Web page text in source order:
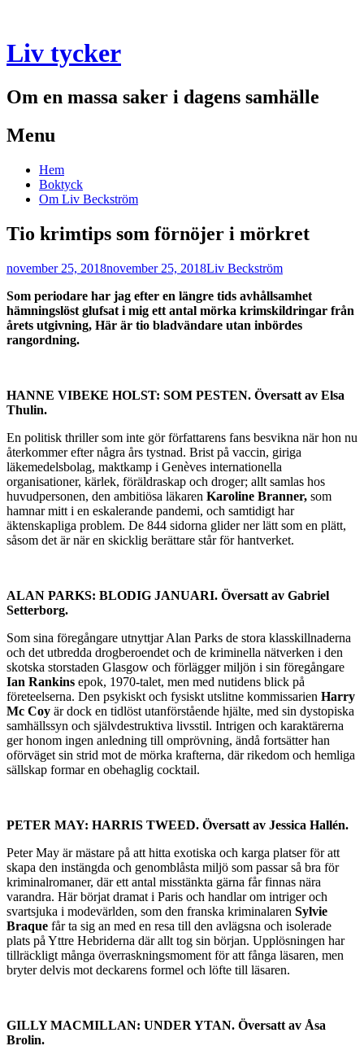
Liv tycker
Om en massa saker i dagens samhälle
Menu
Skip
content
Hem
Boktyck
Om Liv Beckström
Tio krimtips som förnöjer i mörkret
november 25, 2018november 25, 2018Liv Beckström
Som periodare har jag efter en längre tids avhållsamhet
hämningslöst glufsat i mig ett antal mörka krimskildringar från
årets utgivning, Här är tio bladvändare utan inbördes
rangordning.
HANNE VIBEKE HOLST: SOM PESTEN. Översatt av Elsa
Thulin.
En politisk thriller som inte gör författarens fans besvikna när hon nu
återkommer efter några års tystnad. Brist på vaccin, giriga
läkemedelsbolag, maktkamp i Genèves internationella
organisationer, kärlek, föräldraskap och droger; allt samlas hos
huvudpersonen, den ambitiösa läkaren Karoline Branner, som
hamnar mitt i en eskalerande pandemi, och samtidigt har
äktenskapliga problem. De 844 sidorna glider ner lätt som en plätt,
såsom det är när en skicklig berättare står för hantverket.
ALAN PARKS: BLODIG JANUARI. Översatt av Gabriel
Setterborg.
Som sina föregångare utnyttjar Alan Parks de stora klasskillnaderna
och det utbredda drogberoendet och de kriminella nätverken i den
skotska storstaden Glasgow och förlägger miljön i sin föregångare
Ian Rankins epok, 1970-talet, men med nutidens blick på
företeelserna. Den psykiskt och fysiskt utslitne kommissarien Harry
Mc Coy är dock en tidlöst utanförstående hjälte, med sin dystopiska
samhällssyn och självdestruktiva livsstil. Intrigen och karaktärerna
ger honom ingen anledning till omprövning, ändå fortsätter han
oförväget sin strid mot de mörka krafterna, där rikedom och hemliga
sällskap formar en obehaglig cocktail.
PETER MAY: HARRIS TWEED. Översatt av Jessica Hallén.
Peter May är mästare på att hitta exotiska och karga platser för att
skapa den instängda och genomblåsta miljö som passar så bra för
kriminalromaner, där ett antal misstänkta gärna får finnas nära
varandra. Här börjat dramat i Paris och handlar om intriger och
svartsjuka i modevärlden, som den franska kriminalaren Sylvie
Braque får ta sig an med en resa till den avlägsna och isolerade
plats på Yttre Hebriderna där allt tog sin början. Upplösningen har
tillräckligt många överraskningsmoment för att fånga läsaren, men
bryter delvis mot deckarens formel och löfte till läsaren.
GILLY MACMILLAN: UNDER YTAN. Översatt av Åsa
Brolin.